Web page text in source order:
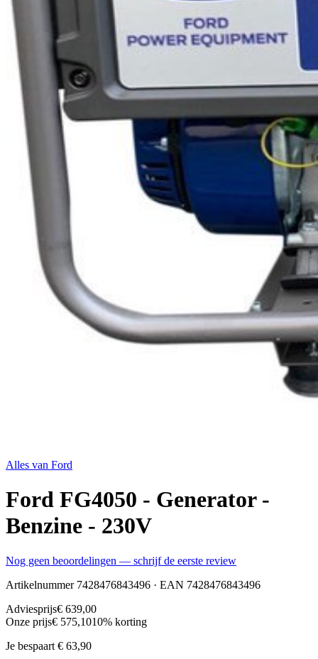
Alles van Ford
Ford FG4050 - Generator -
Benzine - 230V
Nog geen beoordelingen — schrijf de eerste review
Artikelnummer 7428476843496 · EAN 7428476843496
Adviesprijs€ 639,00
Onze prijs€ 575,1010% korting
Je bespaart € 63,90